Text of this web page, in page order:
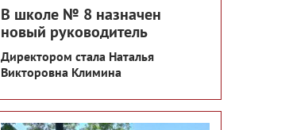
В школе № 8 назначен
новый руководитель
Директором стала Наталья
Викторовна Климина